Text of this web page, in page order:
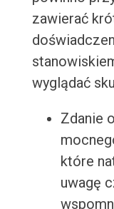
zawierać
wyglądać
Zdanie
które
uwagę